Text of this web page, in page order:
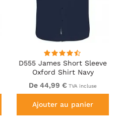
D555 James Short Sleeve
Oxford Shirt Navy
De 44,99 € TVA incluse
Ajouter au panier